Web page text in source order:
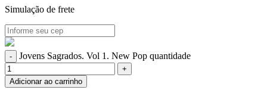
Simulação de frete
Jovens Sagrados. Vol 1. New Pop quantidade
Adicionar ao carrinho